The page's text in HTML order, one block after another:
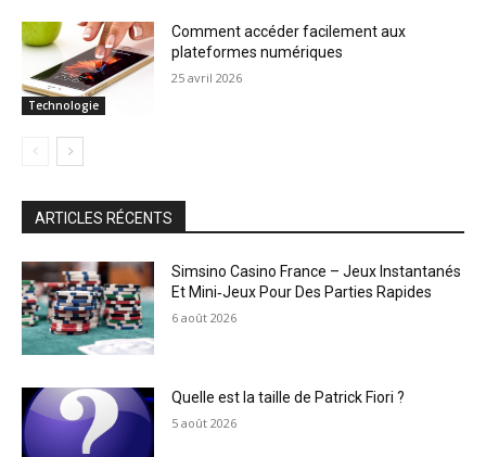
Technologie
Comment accéder facilement aux
plateformes numériques
25 avril 2026
ARTICLES RÉCENTS
Simsino Casino France – Jeux Instantanés
Et Mini‑Jeux Pour Des Parties Rapides
6 août 2026
Quelle est la taille de Patrick Fiori ?
5 août 2026